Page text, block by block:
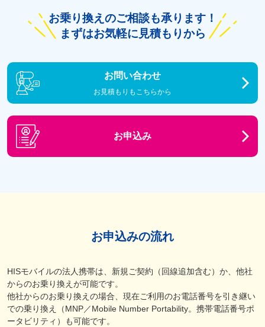
お乗り換えのご相談も承ります！
まずはお気軽に見積もりから
お問い合わせ
お見積もりもこちらから
お申込み
お申込みの流れ
HISモバイルの法人携帯は、新規ご契約（回線追加含む）か、他社
からのお乗り換えが可能です。
他社からのお乗り換えの場合、現在ご利用のお電話番号を引き継い
での乗り換え（MNP／Mobile Number Portability。携帯電話番号ポ
ータビリティ）も可能です。